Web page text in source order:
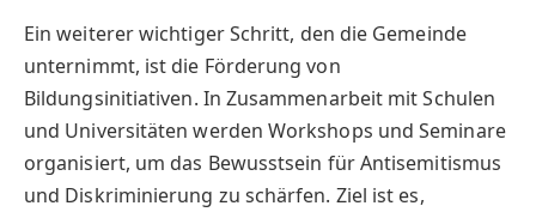
Ein weiterer wichtiger Schritt, den die Gemeinde
unternimmt, ist die Förderung von
Bildungsinitiativen. In Zusammenarbeit mit Schulen
und Universitäten werden Workshops und Seminare
organisiert, um das Bewusstsein für Antisemitismus
und Diskriminierung zu schärfen. Ziel ist es,